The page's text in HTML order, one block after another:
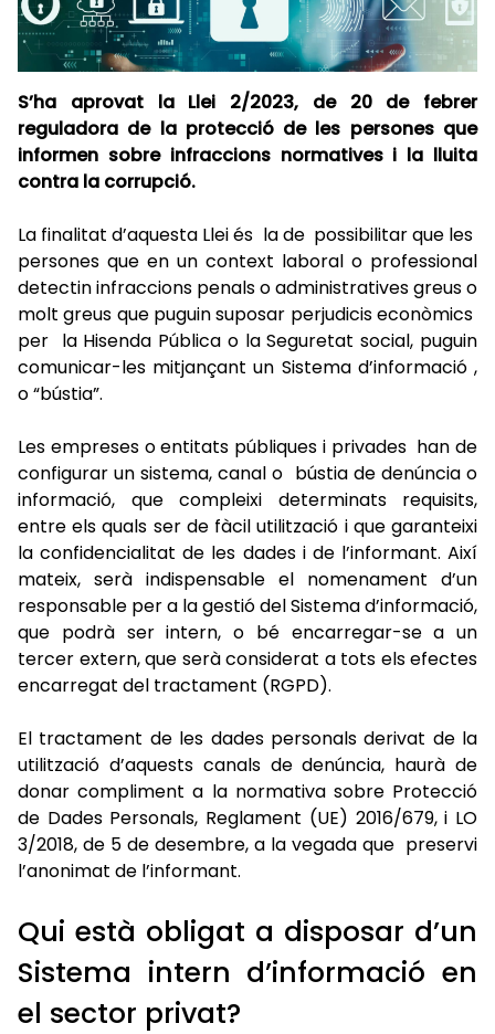
S’ha aprovat la Llei 2/2023, de 20 de febrer
reguladora de la protecció de les persones que
informen sobre infraccions normatives i la lluita
contra la corrupció.
La finalitat d’aquesta Llei és la de possibilitar que les
persones que en un context laboral o professional
detectin infraccions penals o administratives greus o
molt greus que puguin suposar perjudicis econòmics
per la Hisenda Pública o la Seguretat social, puguin
comunicar-les mitjançant un Sistema d’informació ,
o “bústia”.
Les empreses o entitats públiques i privades han de
configurar un sistema, canal o bústia de denúncia o
informació, que compleixi determinats requisits,
entre els quals ser de fàcil utilització i que garanteixi
la confidencialitat de les dades i de l’informant. Així
mateix, serà indispensable el nomenament d’un
responsable per a la gestió del Sistema d’informació,
que podrà ser intern, o bé encarregar-se a un
tercer extern, que serà considerat a tots els efectes
encarregat del tractament (RGPD).
El tractament de les dades personals derivat de la
utilització d’aquests canals de denúncia, haurà de
donar compliment a la normativa sobre Protecció
de Dades Personals, Reglament (UE) 2016/679, i LO
3/2018, de 5 de desembre, a la vegada que preservi
l’anonimat de l’informant.
Qui està obligat a disposar d’un
Sistema intern d’informació en
el sector privat?